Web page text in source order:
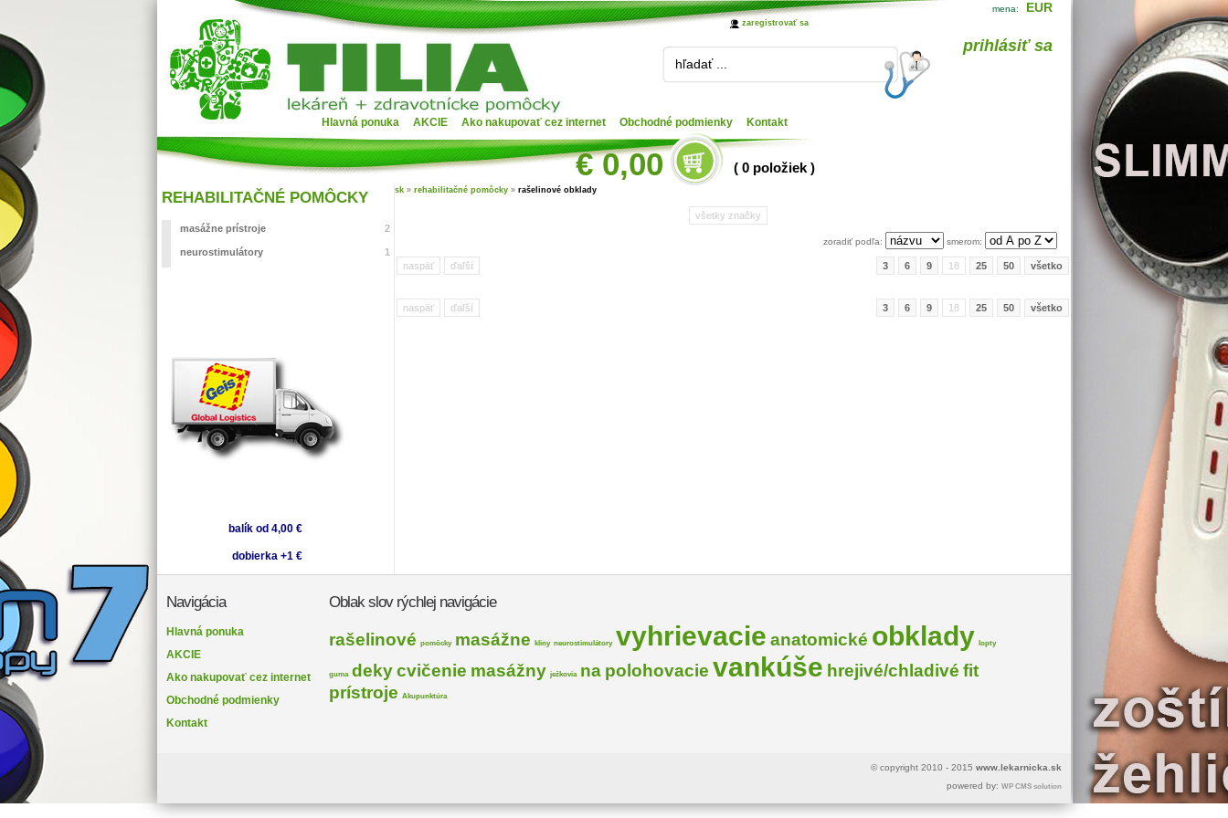
zaregistrovať sa
mena: EUR
prihlásiť sa
Hlavná ponuka AKCIE Ako nakupovať cez internet Obchodné podmienky Kontakt
€ 0,00 ( 0 položiek )
hľadať ...
sk » rehabilitačné pomôcky » rašelinové obklady
všetky značky
zoradiť podľa: smerom:
naspäť ďaľší 3 6 9 18 25 50 všetko
naspäť ďaľší 3 6 9 18 25 50 všetko
REHABILITAČNÉ POMÔCKY
masážne prístroje 2
neurostimulátory 1
balík od 4,00 €
dobierka +1 €
Navigácia
Hlavná ponuka
AKCIE
Ako nakupovať cez internet
Obchodné podmienky
Kontakt
Oblak slov rýchlej navigácie
rašelinové pomôcky masážne kliny neurostimulátory vyhrievacie anatomické obklady lopty
guma dekycvičenie masážny ježkovia na polohovacie vankúše hrejivé/chladivé fit
prístroje Akupunktúra
© copyright 2010 - 2015 www.lekarnicka.sk
powered by: WP CMS solution